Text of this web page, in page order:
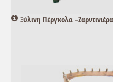
Ξύλινη Πέργκολα